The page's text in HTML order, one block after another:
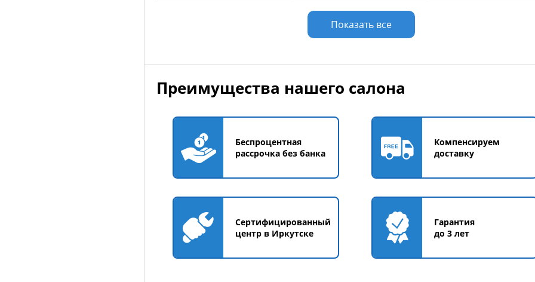
Добавить в корзину
Показать все
Преимущества нашего салона
Беспроцентная
рассрочка без банка
Компенсируем
доставку
Сертифицированный
центр в Иркутске
Гарантия
до 3 лет